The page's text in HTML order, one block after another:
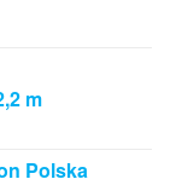
m
Polska